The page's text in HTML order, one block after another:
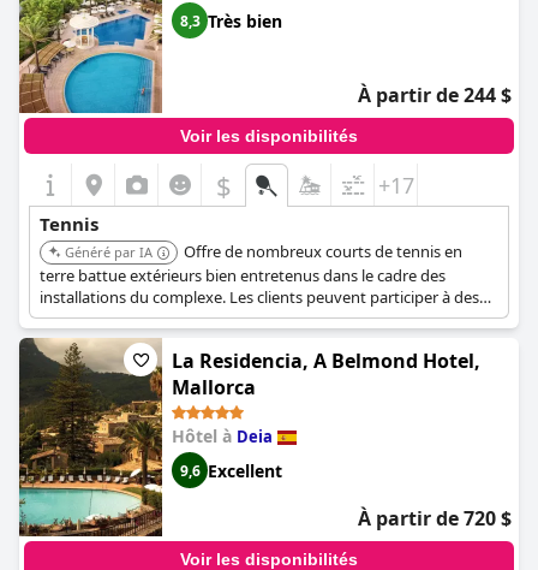
8,3 Très bien
À partir de 244 $
Voir les disponibilités
$ +17
Tennis
Généré par IA
Offre de nombreux courts de tennis en
terre battue extérieurs bien entretenus dans le cadre des
installations du complexe. Les clients peuvent participer à des
leçons de groupe, réserver des cours privés ou jouer de manière
décontractée. Le complexe organise également des tournois
amicaux, ce qui le rend idéal pour les amateurs de tennis de
tous niveaux.
La Residencia, A Belmond Hotel,
Mallorca
Hôtel à Deia
9,6 Excellent
À partir de 720 $
Voir les disponibilités